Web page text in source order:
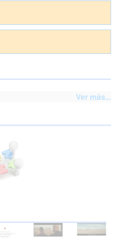
Ver más...